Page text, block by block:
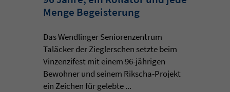
Menge Begeisterung
Das Wendlinger Seniorenzentrum
Taläcker der Zieglerschen setzte beim
Vinzenzifest mit einem 96-jährigen
Bewohner und seinem Rikscha-Projekt
ein Zeichen für gelebte ...